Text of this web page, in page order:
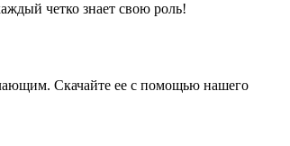
четко знает свою роль!
Скачайте ее с помощью нашего